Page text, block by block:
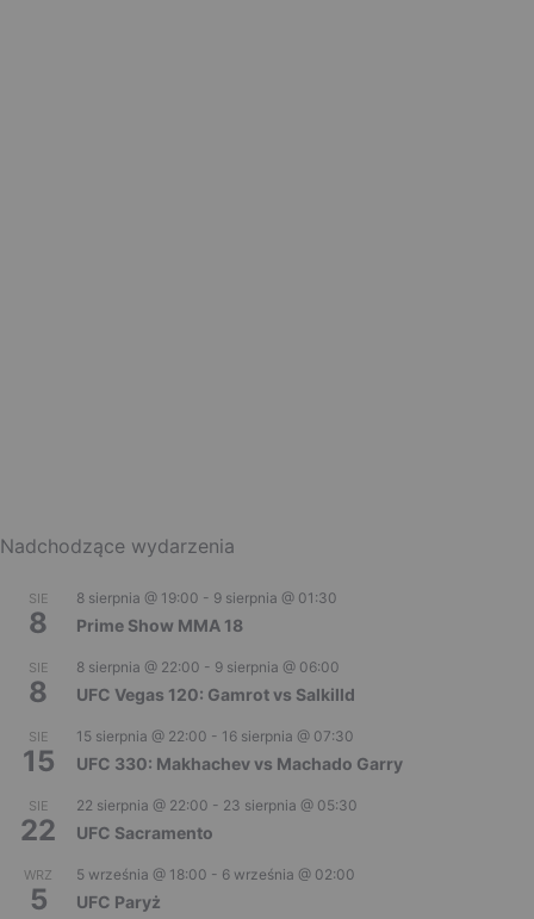
Nadchodzące wydarzenia
SIE
8
8 sierpnia @ 19:00 - 9 sierpnia @ 01:30
Prime Show MMA 18
SIE
8
8 sierpnia @ 22:00 - 9 sierpnia @ 06:00
UFC Vegas 120: Gamrot vs Salkilld
SIE
15
15 sierpnia @ 22:00 - 16 sierpnia @ 07:30
UFC 330: Makhachev vs Machado Garry
SIE
22
22 sierpnia @ 22:00 - 23 sierpnia @ 05:30
UFC Sacramento
WRZ
5
5 września @ 18:00 - 6 września @ 02:00
UFC Paryż